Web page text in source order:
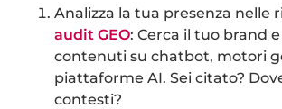
Analizza la tua presenza nelle
audit GEO: Cerca il tuo brand
contenuti su chatbot, motori
piattaforme AI. Sei citato?
contesti?